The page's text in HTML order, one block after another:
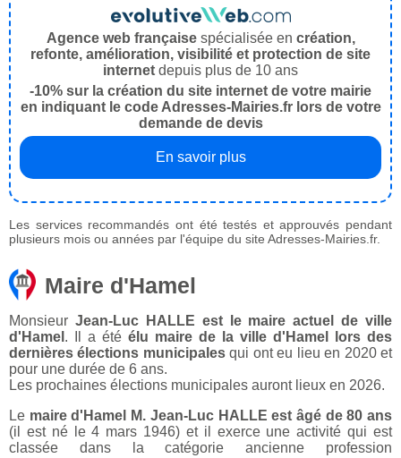
Agence web françaisespécialisée en création,
refonte, amélioration, visibilité et protection de site
internet depuis plus de 10 ans
-10% sur la création du site internet de votre mairie
en indiquant le code Adresses-Mairies.fr lors de votre
demande de devis
En savoir plus
Les services recommandés ont été testés et approuvés pendant
plusieurs mois ou années par l'équipe du site Adresses-Mairies.fr.
Maire d'Hamel
Monsieur Jean-Luc HALLE est le maire actuel de ville
d'Hamel . Il a été élu maire de la ville d'Hamel lors des
dernières élections municipalesqui ont eu lieu en 2020 et
pour une durée de 6 ans.
Les prochaines élections municipales auront lieux en 2026.
Le maire d'Hamel M. Jean-Luc HALLE est âgé de 80 ans
(il est né le 4 mars 1946) et il exerce une activité qui est
classée dans la catégorie ancienne profession